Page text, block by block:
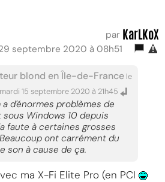
par KarLKoX
septembre 2020 à 08h51
blond en Île-de-France le
mardi 15 septembre 2020 à 21h45
d'énormes problèmes de
Windows 10 depuis
faute à certaines grosses
ont carrément du
son à cause de ça.
ma X-Fi Elite Pro (en PCI